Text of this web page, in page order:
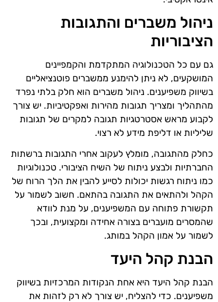
ניהול משברים והתגובות
הציבוריות
גם עם כל הטכנולוגיה המתקדמת והקמפיינים
המושקעים, לא ניתן להימנע ממשברים פוטנציאליים
בשיווק משפיענים. ניהול משברים הוא חלק בלתי נפרד
מהתהליך ומצריך תגובות מהירות ואפקטיביות. יש צורך
לקבוע מראש אסטרטגיות תגובה למקרים של תגובות
שליליות או דליפת מידע לא רצוי.
כחלק מהתגובה, מומלץ לעקוב אחרי התגובות ברשתות
החברתיות ולבצע ניתוח של השיח הציבורי. טכנולוגיות
כמו ניתוח רגשות יכולות לסייע להבין את הלך הרוח של
הקהל ולהתאים את התגובה בהתאם. חשוב לשמור על
תקשורת פתוחה עם המשפיענים, על מנת לוודא
שהמסרים מועברים בצורה אחידה ומקצועית, ובכך
לשמור על אמון הקהל במותג.
הבנת קהל היעד
הבנת קהל היעד היא אחת הנקודות המרכזיות בשיווק
משפיענים. כדי להצליח, יש צורך לא רק לזהות את